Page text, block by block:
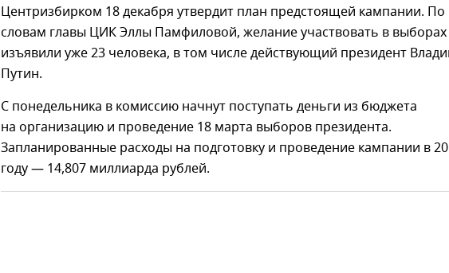
Центризбирком 18 декабря утвердит план предстоящей кампании. По
словам главы ЦИК Эллы Памфиловой, желание участвовать в выборах
изъявили уже 23 человека, в том числе действующий президент
Путин.
С понедельника в комиссию начнут поступать деньги из бюджета
на организацию и проведение 18 марта выборов президента.
Запланированные расходы на подготовку и проведение кампании в
году — 14,807 миллиарда рублей.